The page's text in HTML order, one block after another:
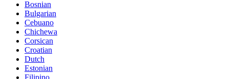
Bosnian
Bulgarian
Cebuano
Chichewa
Corsican
Croatian
Dutch
Estonian
Filipino